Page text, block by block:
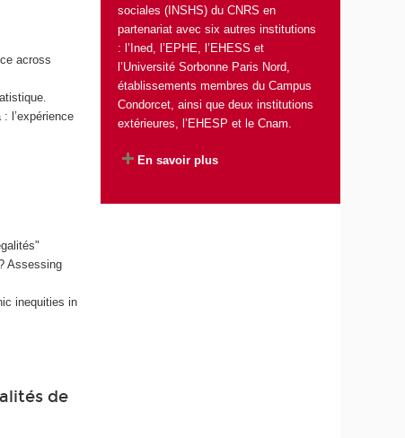
across
l’expérience
Assessing
inequities in
de
sociales (INSHS) du CNRS en
partenariat avec six autres institutions
: l’Ined, l’EPHE, l’EHESS et
l’Université Sorbonne Paris Nord,
établissements membres du Campus
Condorcet, ainsi que deux institutions
extérieures, l’EHESP et le Cnam.
En savoir plus